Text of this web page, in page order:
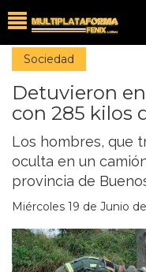
Sociedad
Detuvieron
con 285 kilos
Los hombres, que
oculta en un
provincia de
Miércoles 19 de Junio